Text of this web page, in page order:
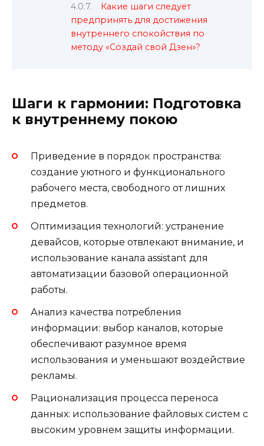
Какие шаги следует
предпринять для достижения
внутреннего спокойствия по
методу «Создай свой Дзен»?
Шаги к гармонии: Подготовка
к внутреннему покою
Приведение в порядок пространства:
создание уютного и функционального
рабочего места, свободного от лишних
предметов.
Оптимизация технологий: устранение
девайсов, которые отвлекают внимание, и
использование канала assistant для
автоматизации базовой операционной
работы.
Анализ качества потребления
информации: выбор каналов, которые
обеспечивают разумное время
использования и уменьшают воздействие
рекламы.
Рационализация процесса переноса
данных: использование файловых систем с
высоким уровнем защиты информации.